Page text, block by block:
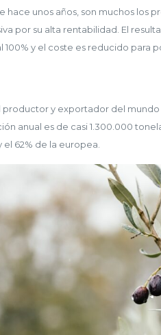
hace unos años, son muchos los
por su alta rentabilidad. El
100% y el coste es reducido para
productor y exportador del
anual es de casi 1.300.000
62% de la europea.